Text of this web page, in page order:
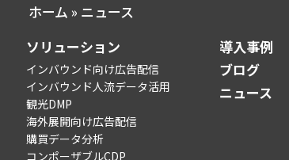
ホーム » ニュース
ソリューション​
インバウンド向け広告配信
インバウンド人流データ活用
観光DMP
海外展開向け広告配信
購買データ分析
コンポーザブルCDP
導入事例​
ブログ​
ニュース